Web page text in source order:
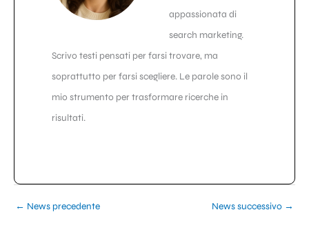
appassionata di
search marketing.
Scrivo testi pensati per farsi trovare, ma
soprattutto per farsi scegliere. Le parole sono il
mio strumento per trasformare ricerche in
risultati.
← News precedente News successivo →